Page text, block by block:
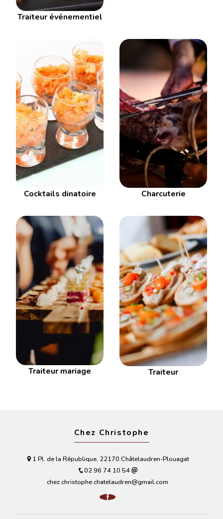
Traiteur événementiel
Cocktails dinatoire Charcuterie
Traiteur mariage Traiteur
Chez Christophe
1 Pl. de la République, 22170 Châtelaudren-Plouagat
02 96 74 10 54
chez.christophe.chatelaudren@gmail.com